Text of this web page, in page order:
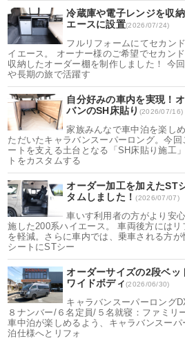
冷蔵庫や電子レンジを収
エースに設置(2026/07/24)
フルリフォームにてセカン
イエース。 オーナー様のご希望でセカン
収納したオーダー棚を制作しました！ 今
や長期の旅で活躍す
自分好みの車内を実現！
バンのSH床貼り (2026/07/16)
家族みんなで車中泊を楽し
ただいたキャラバンスーパーロング。今
ートを支える土台となる「SH床貼り施工
トをカスタムする
オーダー加工を加えたST
タムしました！(2026/07/07)
車いす利用者の方がより安
施した200系ハイエース。 車両後方には
を軽減。さらに車内では、乗車される方
シートにSTシー
オーダーサイズの2段ベッ
ワイドボディ(2026/06/30)
キャラバンスーパーロング
８ナンバー/６名定員/５名就寝：ファミリ
車中泊が楽しめるよう、キャラバンスー
泊仕様へとリフォ